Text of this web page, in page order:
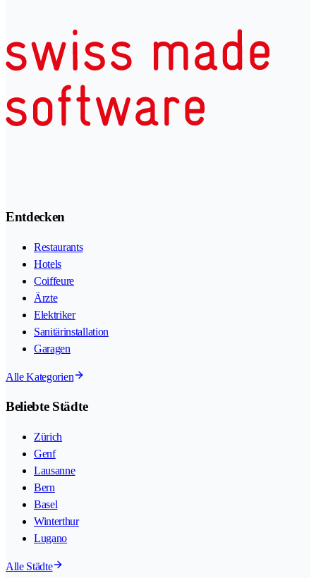
Entdecken
Restaurants
Hotels
Coiffeure
Ärzte
Elektriker
Sanitärinstallation
Garagen
Alle Kategorien
Beliebte Städte
Zürich
Genf
Lausanne
Bern
Basel
Winterthur
Lugano
Alle Städte